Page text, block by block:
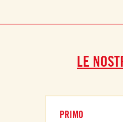
LE
PRIMO